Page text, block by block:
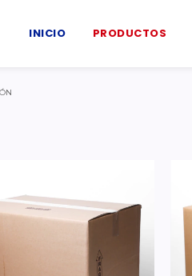
INICIO PRODUCTOS